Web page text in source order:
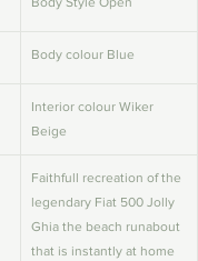
Body colour Blue
Interior colour Wiker
Beige
Faithfull recreation of the
legendary Fiat 500 Jolly
Ghia the beach runabout
that is instantly at home